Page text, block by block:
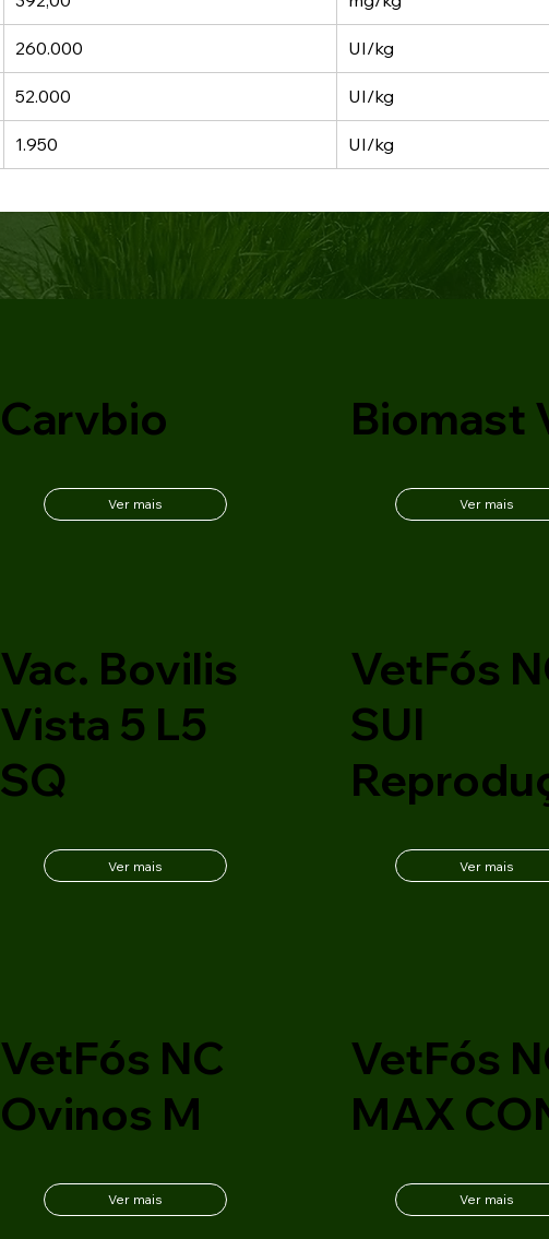
260.000 UI/kg
52.000 UI/kg
1.950 UI/kg
Carvbio
Ver mais
Biomast
Ver mais
Vac. Bovilis
Vista 5 L5
SQ
Ver mais
VetFós
SUI
Ver mais
VetFós NC
Ovinos M
Ver mais
VetFós
MAX
Ver mais